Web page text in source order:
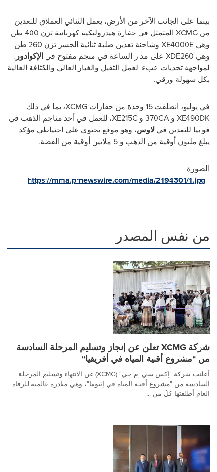
بينما على الجانب الآخر من الأرض، يعمل الثنائي العملاق للتعدين
من XCMG
المتمثل في حفارة هيدروليكية كهربائية تزن 400 طن
وهي XE4000E
وشاحنة تعدين صلبة ثنائية الجسر تزن 260 طن
وهي XDE260 على مدار الساعة في منجم مفتوح في الإكوادور ،
لمواجهة تحديات عبء العمل الثقيل والغبار العالي والكثافة العالية
بكل سهولة ورقي.
في يوليو، انطلقت 15 وحدة من حفارات XCMG، بما في ذلك
XE490DK و 370CA و XE215C، للعمل في أحد مناجم الذهب في
فو بيا للتعدين في لاوس، وهو موقع يحتوي على احتياطي مؤكد
يبلغ مليون أوقية من الذهب و 5 ملايين أوقية من الفضة.
الصورة
-
https://mma.prnewswire.com/media/2194301/1.jpg
من نفس المصدر
شركة XCMG تعلن عن إنجاز وتسليم المرحلة السادسة
من "مشروع أقبية المياه في أفريقيا"
أعلنت شركة "إكس سي إم جي" (XCMG) عن الانتهاء وتسليم المرحلة
السادسة من "مشروع أقبية المياه في إثيوبيا"، وهي مبادرة عالمية للرفاه
العام أطلقتها كلٌ من ...